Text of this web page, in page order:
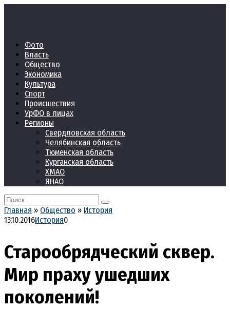
Фото
Власть
Общество
Экономика
Культура
Спорт
Происшествия
УрФО в лицах
Регионы
Свердловская область
Челябинская область
Тюменская область
Курганская область
ХМАО
ЯНАО
Search
for:
Главная » Общество » История
13.10.2016История0
Старообрядческий сквер.
Мир праху ушедших
поколений!